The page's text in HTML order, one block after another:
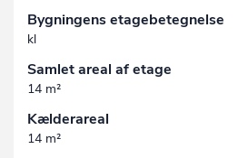
Bygningens etagebetegnelse
kl
Samlet areal af etage
14 m²
Kælderareal
14 m²